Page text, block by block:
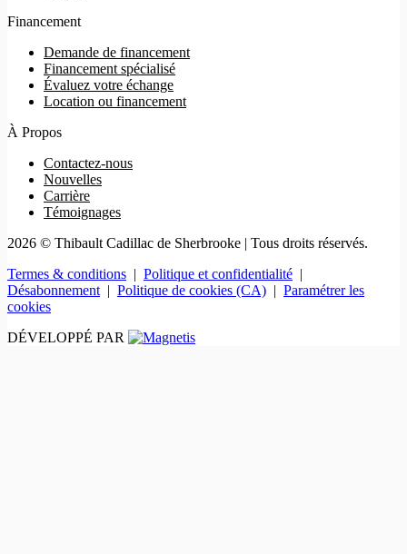
Financement
Demande de financement
Financement spécialisé
Évaluez votre échange
Location ou financement
À Propos
Contactez-nous
Nouvelles
Carrière
Témoignages
2026 © Thibault Cadillac de Sherbrooke | Tous droits réservés.
Termes & conditions
Politique et confidentialité
Désabonnement| Politique de cookies (CA)
Paramétrer les
cookies
DÉVELOPPÉ PAR